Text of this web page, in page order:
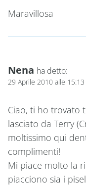
Maravillosa
Nena ha detto:
29 Aprile 2010 alle 15:13
Ciao, ti ho trovato
lasciato da Terry
moltissimo qui
complimenti!
Mi piace molto la
piacciono sia i